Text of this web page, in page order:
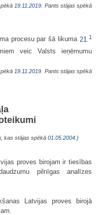
19.11.2019. Pants stājas spēkā
procesu par šā likuma 21. 1
veic Valsts ieņēmumu
19.11.2019. Pants stājas spēkā
kas stājas spēkā 01.05.2004. )
proves birojam ir tiesības
pilnīgas analīzes
Latvijas proves birojā